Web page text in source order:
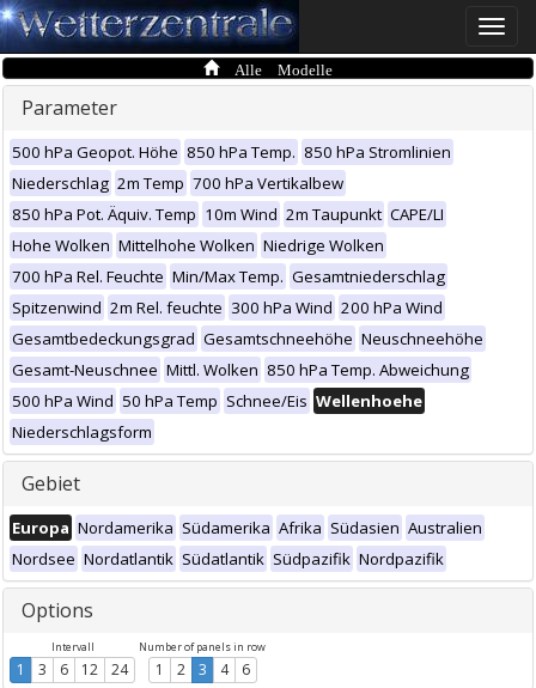
Toggle
Alle Modelle
Parameter
500 hPa Geopot. Höhe 850 hPa Temp. 850 hPa Stromlinien
Niederschlag 2m Temp 700 hPa Vertikalbew
850 hPa Pot. Äquiv. Temp 10m Wind 2m Taupunkt CAPE/LI
Hohe Wolken Mittelhohe Wolken Niedrige Wolken
700 hPa Rel. Feuchte Min/Max Temp. Gesamtniederschlag
Spitzenwind 2m Rel. feuchte 300 hPa Wind 200 hPa Wind
Gesamtbedeckungsgrad Gesamtschneehöhe Neuschneehöhe
Gesamt-Neuschnee Mittl. Wolken 850 hPa Temp. Abweichung
500 hPa Wind 50 hPa Temp Schnee/Eis Wellenhoehe
Niederschlagsform
Gebiet
Europa Nordamerika Südamerika Afrika Südasien Australien
Nordsee Nordatlantik Südatlantik Südpazifik Nordpazifik
Options
Intervall
1 3 6 12 24
Number of panels in row
1 2 3 4 6